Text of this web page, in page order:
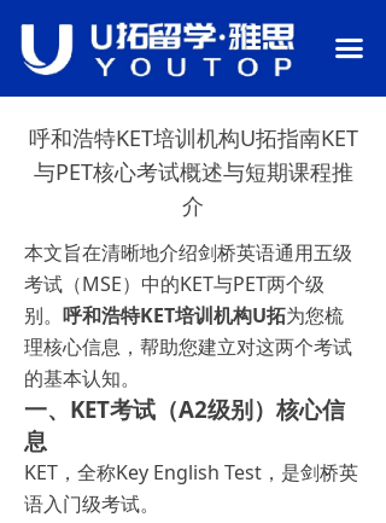
끀
首页
关于我们
语言备考
行业资讯
热门课程
留学申请
校园环境
师资团队
联系我们
呼和浩特KET培训机构U拓指南KET
与PET核心考试概述与短期课程推
介
本文旨在清晰地介绍剑桥英语通用五级
考试（MSE）中的KET与PET两个级
别。 呼和浩特KET培训机构U拓为您梳
理核心信息，帮助您建立对这两个考试
的基本认知。
一、KET考试（A2级别）核心信
息
KET，全称Key English Test，是剑桥英
语入门级考试。